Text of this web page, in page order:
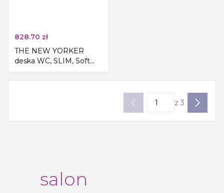
828.70 zł
THE NEW YORKER
deska WC, SLIM, Soft
Close, biały/chrom
z 3
salon